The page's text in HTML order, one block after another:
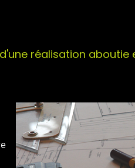
réalisation aboutie